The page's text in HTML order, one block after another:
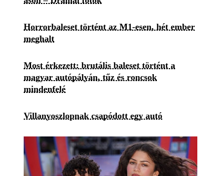
Horrorbaleset történt az M1-esen, hét ember
meghalt
Most érkezett: brutális baleset történt a
magyar autópályán, tűz és roncsok
mindenfelé
Villanyoszlopnak csapódott egy autó